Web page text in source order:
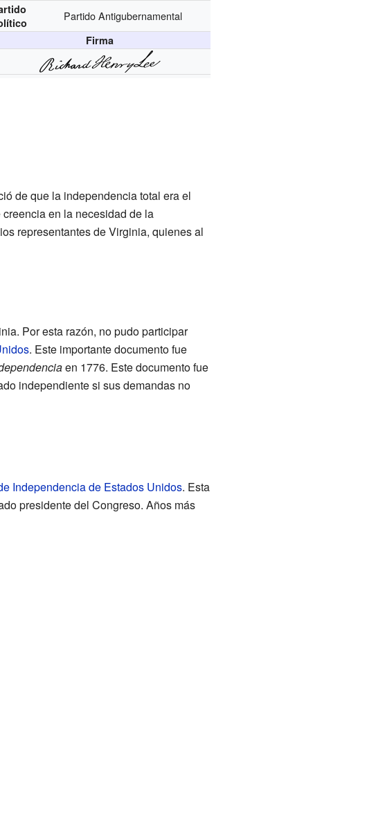
Partido Antigubernamental
Firma
de que la independencia total era el
creencia en la necesidad de la
representantes de Virginia, quienes al
Por esta razón, no pudo participar
. Este importante documento fue
en 1776. Este documento fue
independiente si sus demandas no
Independencia de Estados Unidos. Esta
presidente del Congreso. Años más